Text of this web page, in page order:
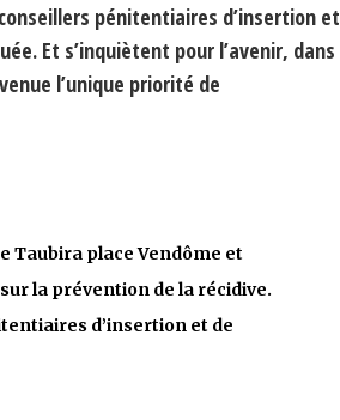
pénitentiaires d’insertion et
Et s’inquiètent pour l’avenir, dans
l’unique priorité de
Taubira place Vendôme et
la prévention de la récidive.
d’insertion et de